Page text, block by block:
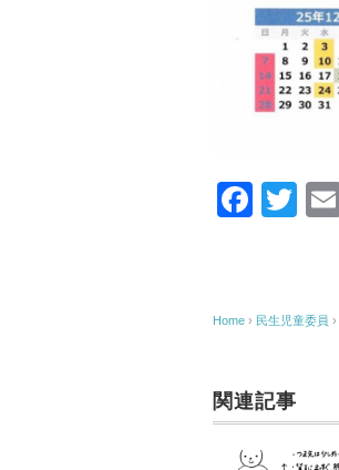
F
e
o
k
T
er
Home › 民生児童委員 ›
関連記事